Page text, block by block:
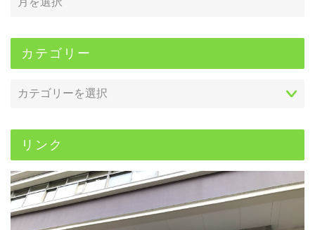
カテゴリー
リンク